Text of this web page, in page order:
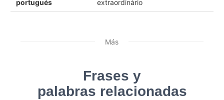
portugués extraordinário
Más
Frases y
palabras relacionadas